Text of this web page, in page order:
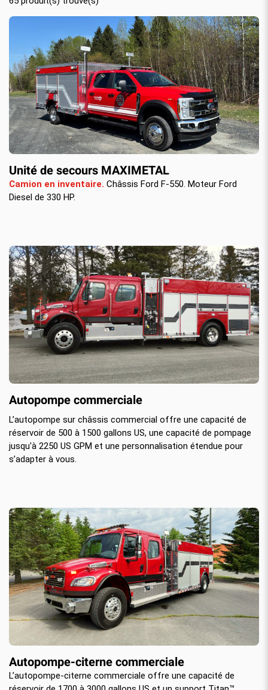
Unité de secours MAXIMETAL
Camion en inventaire. Châssis Ford F-550. Moteur Ford
Diesel de 330 HP.
Autopompe commerciale
L’autopompe sur châssis commercial offre une capacité de
réservoir de 500 à 1500 gallons US, une capacité de pompage
jusqu'à 2250 US GPM et une personnalisation étendue pour
s’adapter à vous.
Autopompe-citerne commerciale
L’autopompe-citerne commerciale offre une capacité de